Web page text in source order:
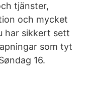
tjänster,
och mycket
har sikkert sett
som tyt
16.